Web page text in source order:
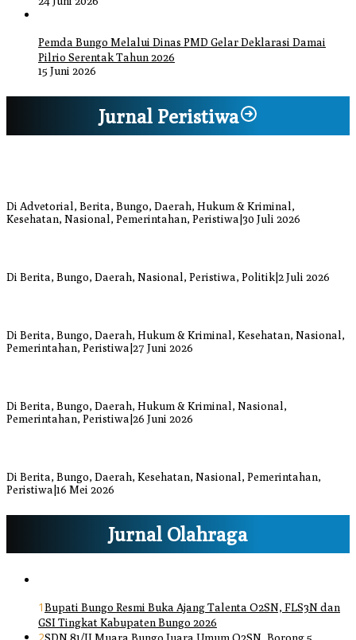
Pemda Bungo Melalui Dinas PMD Gelar Deklarasi Damai
Pilrio Serentak Tahun 2026
15 Juni 2026
Jurnal Peristiwa
Di Advetorial, Berita, Bungo, Daerah, Hukum & Kriminal,
Kesehatan, Nasional, Pemerintahan, Peristiwa 30 Juli 2026
Di Berita, Bungo, Daerah, Nasional, Peristiwa, Politik 2 Juli 2026
Di Berita, Bungo, Daerah, Hukum & Kriminal, Kesehatan, Nasional,
Pemerintahan, Peristiwa 27 Juni 2026
Di Berita, Bungo, Daerah, Hukum & Kriminal, Nasional,
Pemerintahan, Peristiwa 26 Juni 2026
Di Berita, Bungo, Daerah, Kesehatan, Nasional, Pemerintahan,
Peristiwa 16 Mei 2026
Jurnal Olahraga
1Bupati Bungo Resmi Buka Ajang Talenta O2SN, FLS3N dan
GSI Tingkat Kabupaten Bungo 2026